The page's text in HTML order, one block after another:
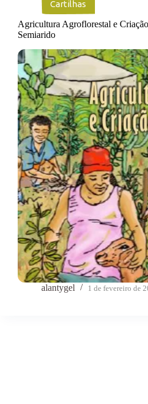
Cartilhas
Agricultura Agroflorestal e
Semiarido
alantygel 1 de fevereiro de